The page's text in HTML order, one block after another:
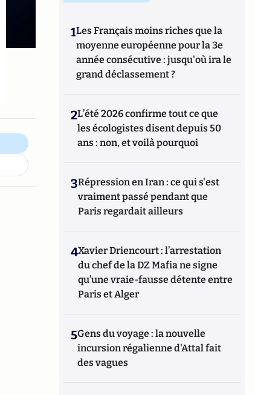
1Les Français moins riches que la
moyenne européenne pour la 3e
année consécutive : jusqu'où ira le
grand déclassement ?
2L’été 2026 confirme tout ce que
les écologistes disent depuis 50
ans : non, et voilà pourquoi
3Répression en Iran : ce qui s'est
vraiment passé pendant que
Paris regardait ailleurs
4Xavier Driencourt : l’arrestation
du chef de la DZ Mafia ne signe
qu’une vraie-fausse détente entre
Paris et Alger
5Gens du voyage : la nouvelle
incursion régalienne d'Attal fait
des vagues